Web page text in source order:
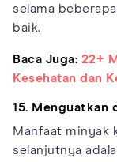
selama
baik.
Baca Juga: 22+
Kesehatan dan
15. Menguatkan
Manfaat minyak
selanjutnya